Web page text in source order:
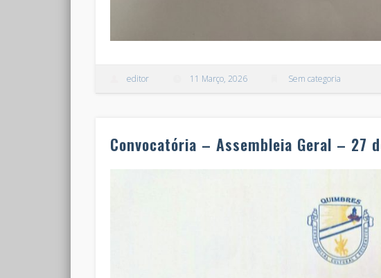
editor 11 Março, 2026 Sem categoria
Convocatória – Assembleia Geral – 27